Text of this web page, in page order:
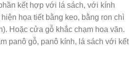
kết hợp với lá sách, với kính
họa tiết bằng keo, bằng ron chì
Hoặc cửa gỗ khắc chạm hoa văn.
panô gỗ, panô kính, lá sách với kết